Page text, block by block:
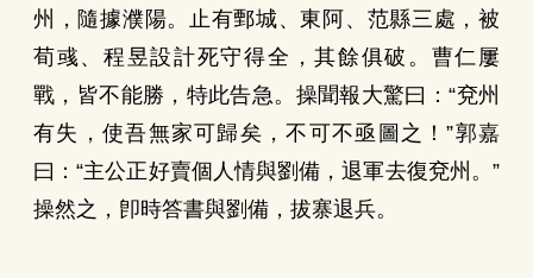
州，隨據濮陽。止有鄄城、東阿、范縣三處，被
荀彧、程昱設計死守得全，其餘俱破。曹仁屢
戰，皆不能勝，特此告急。操聞報大驚曰：“兗州
有失，使吾無家可歸矣，不可不亟圖之！”郭嘉
曰：“主公正好賣個人情與劉備，退軍去復兗州。”
操然之，卽時答書與劉備，拔寨退兵。